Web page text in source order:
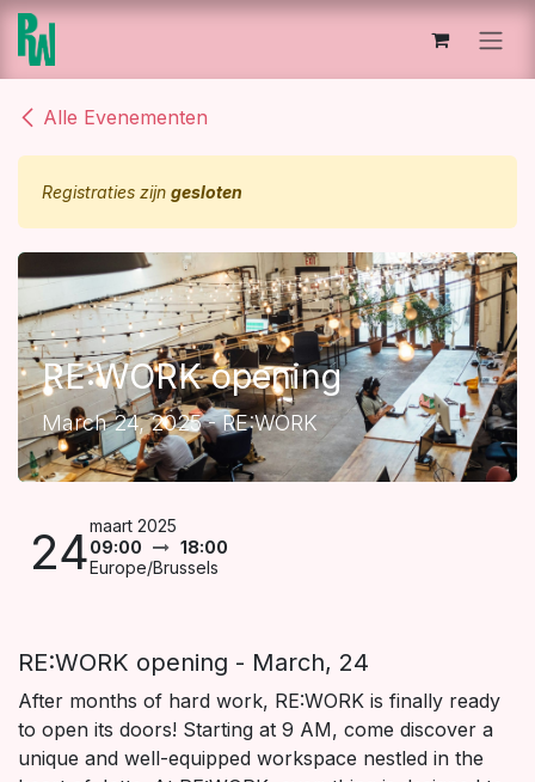
Overslaan naar inhoud
Alle Evenementen
Registraties zijn gesloten
RE:WORK opening
March 24, 2025 - RE:WORK
24maart 2025
09:00
18:00
Europe/Brussels
RE:WORK opening - March, 24
After months of hard work, RE:WORK is finally ready
to open its doors! Starting at 9 AM, come discover a
unique and well-equipped workspace nestled in the